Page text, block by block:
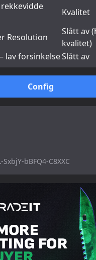
Config
bBFQ4-C8XXC
Kvalitet
Resolution
Slått av
kvalitet)
lav forsinkelseSlått av